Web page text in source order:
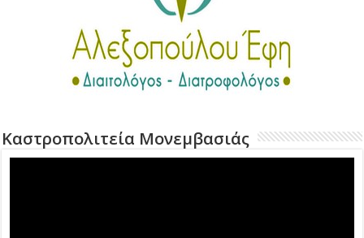
Καστροπολιτεία Μονεμβασιάς